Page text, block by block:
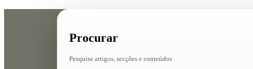
Procurar
Pesquise artigos, secções e conteúdos